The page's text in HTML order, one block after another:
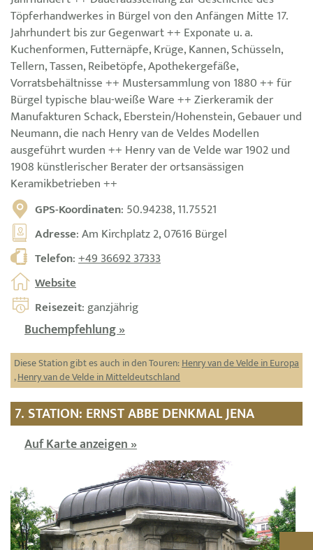
Töpferhandwerkes in Bürgel von den Anfängen Mitte 17.
Jahrhundert bis zur Gegenwart ++ Exponate u. a.
Kuchenformen, Futternäpfe, Krüge, Kannen, Schüsseln,
Tellern, Tassen, Reibetöpfe, Apothekergefäße,
Vorratsbehältnisse ++ Mustersammlung von 1880 ++ für
Bürgel typische blau-weiße Ware ++ Zierkeramik der
Manufakturen Schack, Eberstein/Hohenstein, Gebauer und
Neumann, die nach Henry van de Veldes Modellen
ausgeführt wurden ++ Henry van de Velde war 1902 und
1908 künstlerischer Berater der ortsansässigen
Keramikbetrieben ++
GPS-Koordinaten: 50.94238, 11.75521
Adresse: Am Kirchplatz 2, 07616 Bürgel
Telefon:+49 36692 37333
Website
Reisezeit: ganzjährig
Buchempfehlung »
Diese Station gibt es auch in den Touren:Henry van de Velde in Europa
,Henry van de Velde in Mitteldeutschland
7. STATION: ERNST ABBE DENKMAL JENA
Auf Karte anzeigen »